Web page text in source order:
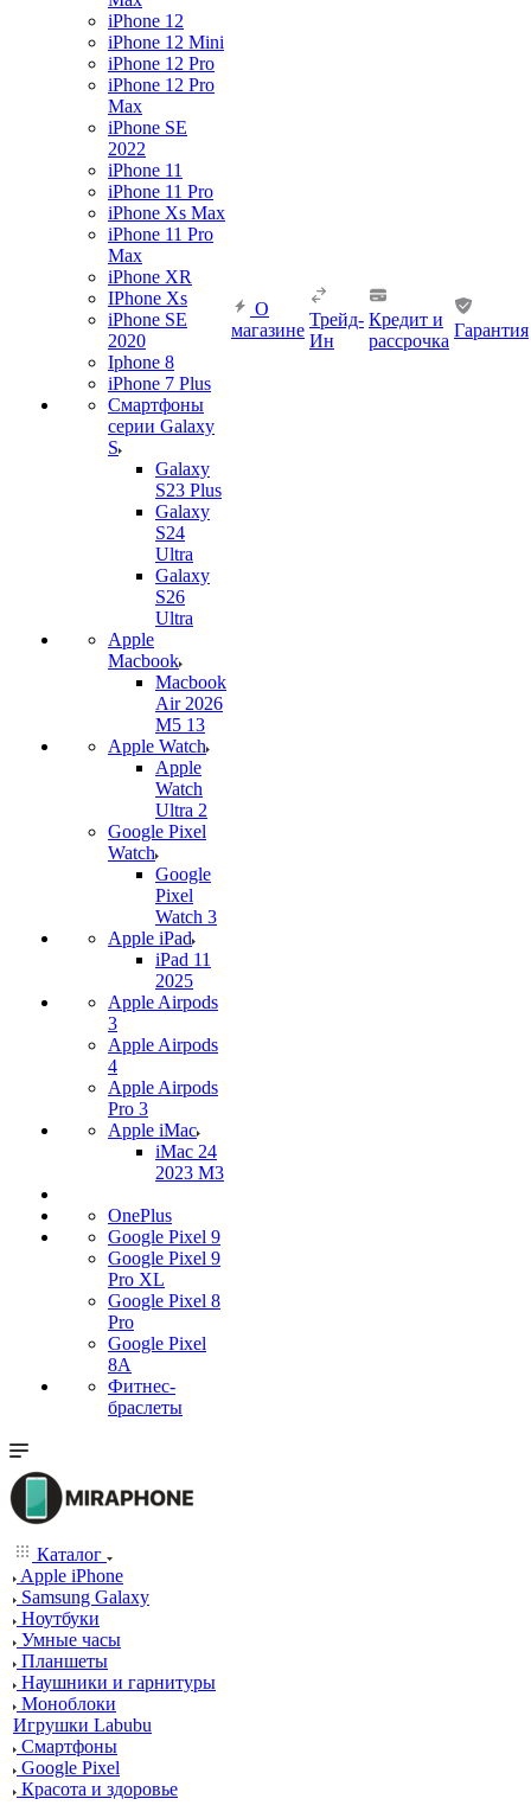
iPhone 12
iPhone 12 Mini
iPhone 12 Pro
iPhone 12 Pro
Max
iPhone SE
2022
iPhone 11
iPhone 11 Pro
iPhone Xs Max
iPhone 11 Pro
Max
iPhone XR
IPhone Xs
iPhone SE
2020
Iphone 8
iPhone 7 Plus
Смартфоны
серии Galaxy
S
Galaxy
S23 Plus
Galaxy
S24
Ultra
Galaxy
S26
Ultra
Apple
Macbook
Macbook
Air 2026
M5 13
Apple Watch
Apple
Watch
Ultra 2
Google Pixel
Watch
Google
Pixel
Watch 3
Apple iPad
iPad 11
2025
Apple Airpods
3
Apple Airpods
4
Apple Airpods
Pro 3
Apple iMac
iMac 24
2023 M3
OnePlus
Google Pixel 9
Google Pixel 9
Pro XL
Google Pixel 8
Pro
Google Pixel
8A
Фитнес-
браслеты
О
магазине
Трейд-
Ин
Кредит и
рассрочка
Гарантия
Каталог
Apple iPhone
Samsung Galaxy
Ноутбуки
Умные часы
Планшеты
Наушники и гарнитуры
Моноблоки
Игрушки Labubu
Смартфоны
Google Pixel
Красота и здоровье